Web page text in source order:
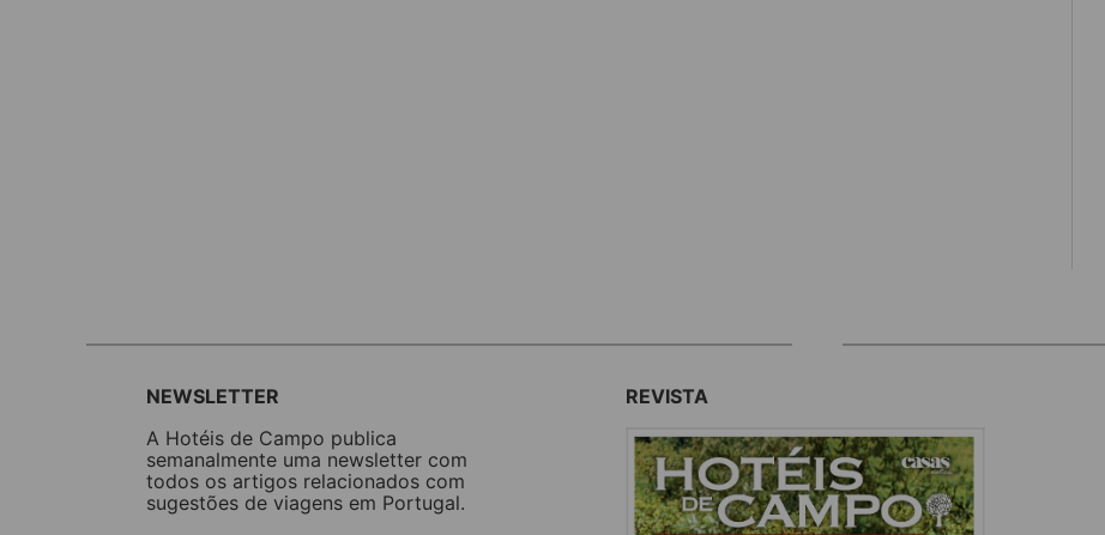
NEWSLETTER
A Hotéis de Campo publica
semanalmente uma newsletter com
todos os artigos relacionados com
sugestões de viagens em Portugal.
REVISTA